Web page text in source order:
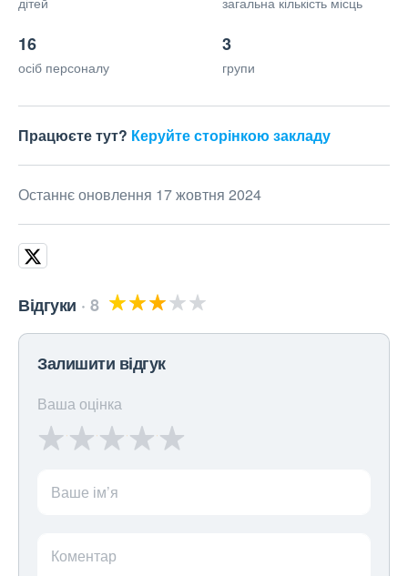
16
осіб персоналу
3
групи
Працюєте тут? Керуйте сторінкою закладу
Останнє оновлення 17 жовтня 2024
Відгуки 8
Залишити відгук
Ваша оцінка
Ваше ім’я
Коментар